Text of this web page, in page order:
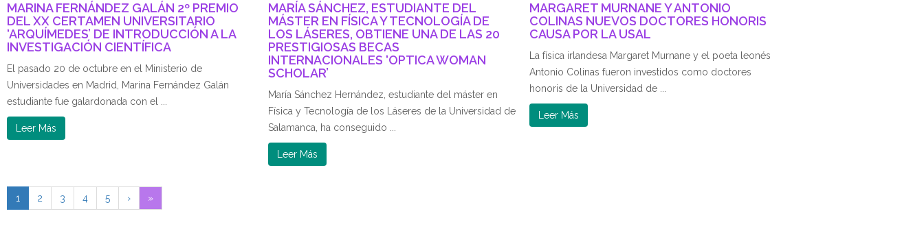
MARINA FERNÁNDEZ GALÁN 2º PREMIO
DEL XX CERTAMEN UNIVERSITARIO
‘ARQUÍMEDES’ DE INTRODUCCIÓN A LA
INVESTIGACIÓN CIENTÍFICA
El pasado 20 de octubre en el Ministerio de
Universidades en Madrid, Marina Fernández Galán
estudiante fue galardonada con el ...
Leer Más
MARÍA SÁNCHEZ, ESTUDIANTE DEL
MÁSTER EN FÍSICA Y TECNOLOGÍA DE
LOS LÁSERES, OBTIENE UNA DE LAS 20
PRESTIGIOSAS BECAS
INTERNACIONALES ‘OPTICA WOMAN
SCHOLAR’
María Sánchez Hernández, estudiante del máster en
Física y Tecnología de los Láseres de la Universidad de
Salamanca, ha conseguido ...
Leer Más
MARGARET MURNANE Y ANTONIO
COLINAS NUEVOS DOCTORES HONORIS
CAUSA POR LA USAL
La física irlandesa Margaret Murnane y el poeta leonés
Antonio Colinas fueron investidos como doctores
honoris de la Universidad de ...
Leer Más
1 2 3 4 5 › »